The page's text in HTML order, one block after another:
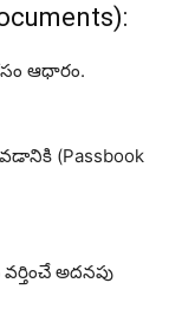
ఆధారం.
(Passbook
వర్తించే అదనపు